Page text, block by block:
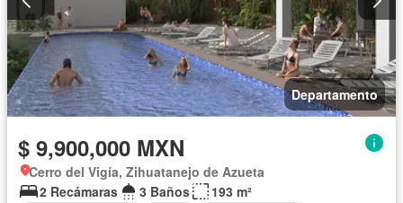
Departamento
$ 9,900,000 MXN
Cerro del Vigía, Zihuatanejo de Azueta
2 Recámaras
3 Baños
193 m²